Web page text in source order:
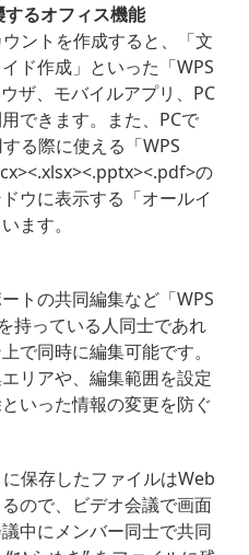
るオフィス機能
ントを作成すると、「文
ド作成」といった「WPS
ザ、モバイルアプリ、PC
できます。また、PCで
る際に使える「WPS
の
ウに表示する「オールイ
ます。
トの共同編集など「WPS
持っている人同士であれ
で同時に編集可能です。
リアや、編集範囲を設定
いった情報の変更を防ぐ
保存したファイルはWeb
ので、ビデオ会議で画面
中にメンバー同士で共同